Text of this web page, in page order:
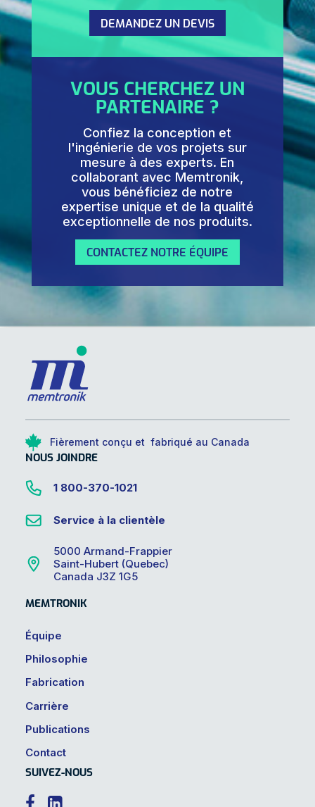
DEMANDEZ UN DEVIS
VOUS CHERCHEZ UN
PARTENAIRE ?
Confiez la conception et
l'ingénierie de vos projets sur
mesure à des experts. En
collaborant avec Memtronik,
vous bénéficiez de notre
expertise unique et de la qualité
exceptionnelle de nos produits.
CONTACTEZ NOTRE ÉQUIPE
Fièrement conçu et fabriqué au Canada
NOUS JOINDRE
1 800-370-1021
Service à la clientèle
5000 Armand-Frappier
Saint-Hubert (Quebec)
Canada J3Z 1G5
MEMTRONIK
Équipe
Philosophie
Fabrication
Carrière
Publications
Contact
SUIVEZ-NOUS
 